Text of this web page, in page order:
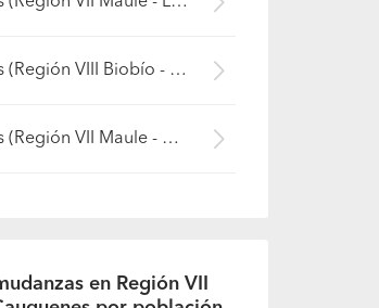
Mudanzas (Región VIII Biobío - Concepción)
Mudanzas (Región VII Maule - Curicó)
en Región VII